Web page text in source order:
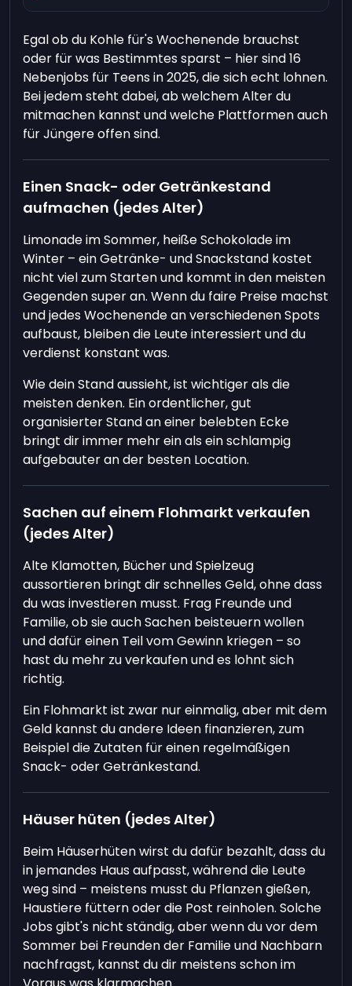
Egal ob du Kohle für's Wochenende brauchst
oder für was Bestimmtes sparst – hier sind 16
Nebenjobs für Teens in 2025, die sich echt lohnen.
Bei jedem steht dabei, ab welchem Alter du
mitmachen kannst und welche Plattformen auch
für Jüngere offen sind.
Einen Snack- oder Getränkestand
aufmachen (jedes Alter)
Limonade im Sommer, heiße Schokolade im
Winter – ein Getränke- und Snackstand kostet
nicht viel zum Starten und kommt in den meisten
Gegenden super an. Wenn du faire Preise machst
und jedes Wochenende an verschiedenen Spots
aufbaust, bleiben die Leute interessiert und du
verdienst konstant was.
Wie dein Stand aussieht, ist wichtiger als die
meisten denken. Ein ordentlicher, gut
organisierter Stand an einer belebten Ecke
bringt dir immer mehr ein als ein schlampig
aufgebauter an der besten Location.
Sachen auf einem Flohmarkt verkaufen
(jedes Alter)
Alte Klamotten, Bücher und Spielzeug
aussortieren bringt dir schnelles Geld, ohne dass
du was investieren musst. Frag Freunde und
Familie, ob sie auch Sachen beisteuern wollen
und dafür einen Teil vom Gewinn kriegen – so
hast du mehr zu verkaufen und es lohnt sich
richtig.
Ein Flohmarkt ist zwar nur einmalig, aber mit dem
Geld kannst du andere Ideen finanzieren, zum
Beispiel die Zutaten für einen regelmäßigen
Snack- oder Getränkestand.
Häuser hüten (jedes Alter)
Beim Häuserhüten wirst du dafür bezahlt, dass du
in jemandes Haus aufpasst, während die Leute
weg sind – meistens musst du Pflanzen gießen,
Haustiere füttern oder die Post reinholen. Solche
Jobs gibt's nicht ständig, aber wenn du vor dem
Sommer bei Freunden der Familie und Nachbarn
nachfragst, kannst du dir meistens schon im